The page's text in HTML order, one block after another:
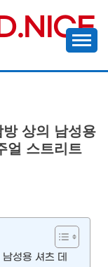
상의 남성용
얼 스트리트
성용 셔츠 데